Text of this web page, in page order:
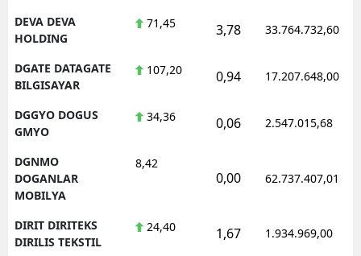
DEVA DEVA
HOLDING
71,45 3,78 33.764.732,60
DGATE DATAGATE
BILGISAYAR
107,20 0,94 17.207.648,00
DGGYO DOGUS
GMYO
34,36 0,06 2.547.015,68
DGNMO
DOGANLAR
MOBILYA
8,42
0,00 62.737.407,01
DIRIT DIRITEKS
DIRILIS TEKSTIL
24,40 1,67 1.934.969,00